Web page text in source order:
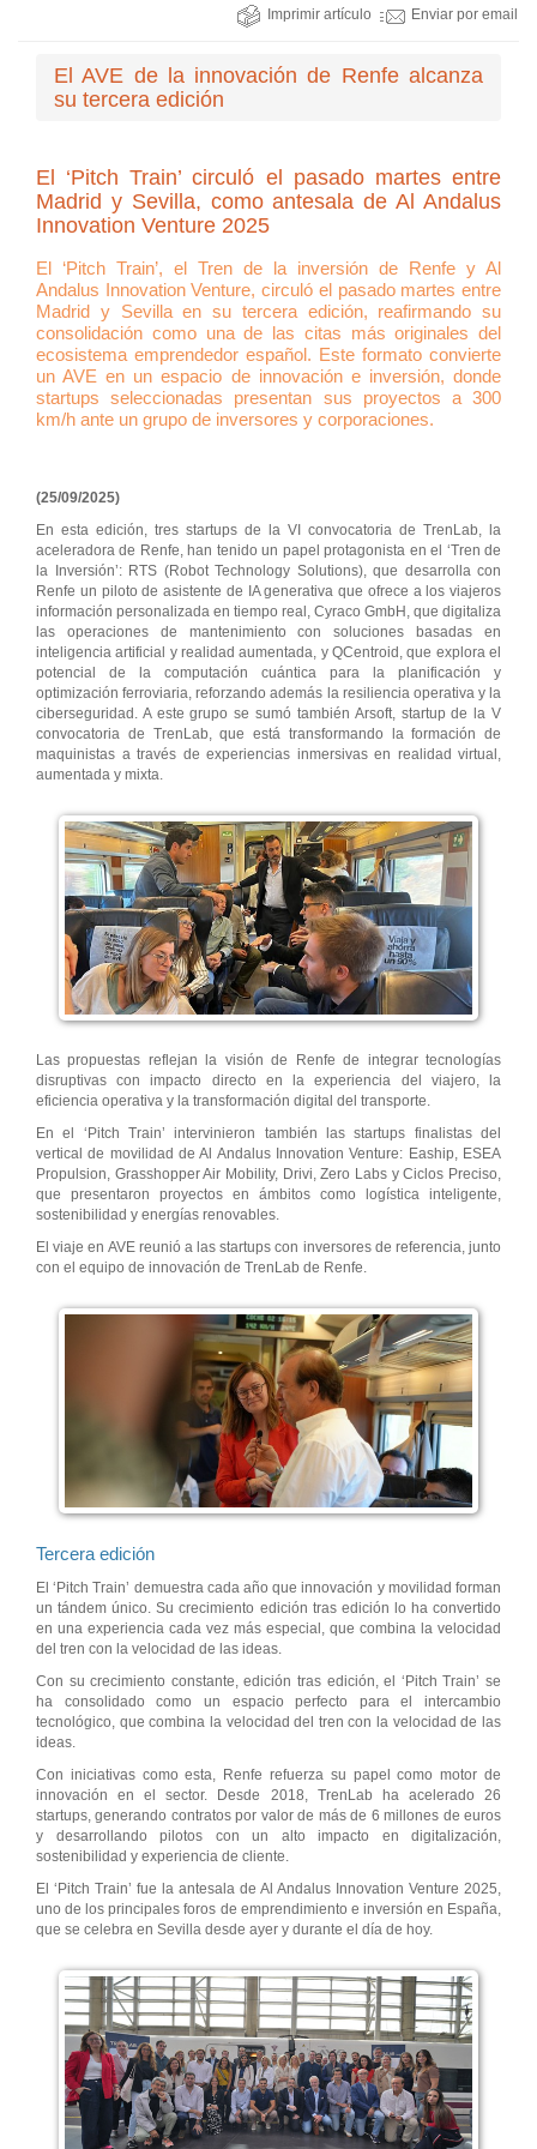
Imprimir artículo Enviar por email
El AVE de la innovación de Renfe alcanza
su tercera edición
El ‘Pitch Train’ circuló el pasado martes entre
Madrid y Sevilla, como antesala de Al Andalus
Innovation Venture 2025
El ‘Pitch Train’, el Tren de la inversión de Renfe y Al
Andalus Innovation Venture, circuló el pasado martes entre
Madrid y Sevilla en su tercera edición, reafirmando su
consolidación como una de las citas más originales del
ecosistema emprendedor español. Este formato convierte
un AVE en un espacio de innovación e inversión, donde
startups seleccionadas presentan sus proyectos a 300
km/h ante un grupo de inversores y corporaciones.
(25/09/2025)
En esta edición, tres startups de la VI convocatoria de TrenLab, la
aceleradora de Renfe, han tenido un papel protagonista en el ‘Tren de
la Inversión’: RTS (Robot Technology Solutions), que desarrolla con
Renfe un piloto de asistente de IA generativa que ofrece a los viajeros
información personalizada en tiempo real, Cyraco GmbH, que digitaliza
las operaciones de mantenimiento con soluciones basadas en
inteligencia artificial y realidad aumentada, y QCentroid, que explora el
potencial de la computación cuántica para la planificación y
optimización ferroviaria, reforzando además la resiliencia operativa y la
ciberseguridad. A este grupo se sumó también Arsoft, startup de la V
convocatoria de TrenLab, que está transformando la formación de
maquinistas a través de experiencias inmersivas en realidad virtual,
aumentada y mixta.
Las propuestas reflejan la visión de Renfe de integrar tecnologías
disruptivas con impacto directo en la experiencia del viajero, la
eficiencia operativa y la transformación digital del transporte.
En el ‘Pitch Train’ intervinieron también las startups finalistas del
vertical de movilidad de Al Andalus Innovation Venture: Eaship, ESEA
Propulsion, Grasshopper Air Mobility, Drivi, Zero Labs y Ciclos Preciso,
que presentaron proyectos en ámbitos como logística inteligente,
sostenibilidad y energías renovables.
El viaje en AVE reunió a las startups con inversores de referencia, junto
con el equipo de innovación de TrenLab de Renfe.
Tercera edición
El ‘Pitch Train’ demuestra cada año que innovación y movilidad forman
un tándem único. Su crecimiento edición tras edición lo ha convertido
en una experiencia cada vez más especial, que combina la velocidad
del tren con la velocidad de las ideas.
Con su crecimiento constante, edición tras edición, el ‘Pitch Train’ se
ha consolidado como un espacio perfecto para el intercambio
tecnológico, que combina la velocidad del tren con la velocidad de las
ideas.
Con iniciativas como esta, Renfe refuerza su papel como motor de
innovación en el sector. Desde 2018, TrenLab ha acelerado 26
startups, generando contratos por valor de más de 6 millones de euros
y desarrollando pilotos con un alto impacto en digitalización,
sostenibilidad y experiencia de cliente.
El ‘Pitch Train’ fue la antesala de Al Andalus Innovation Venture 2025,
uno de los principales foros de emprendimiento e inversión en España,
que se celebra en Sevilla desde ayer y durante el día de hoy.